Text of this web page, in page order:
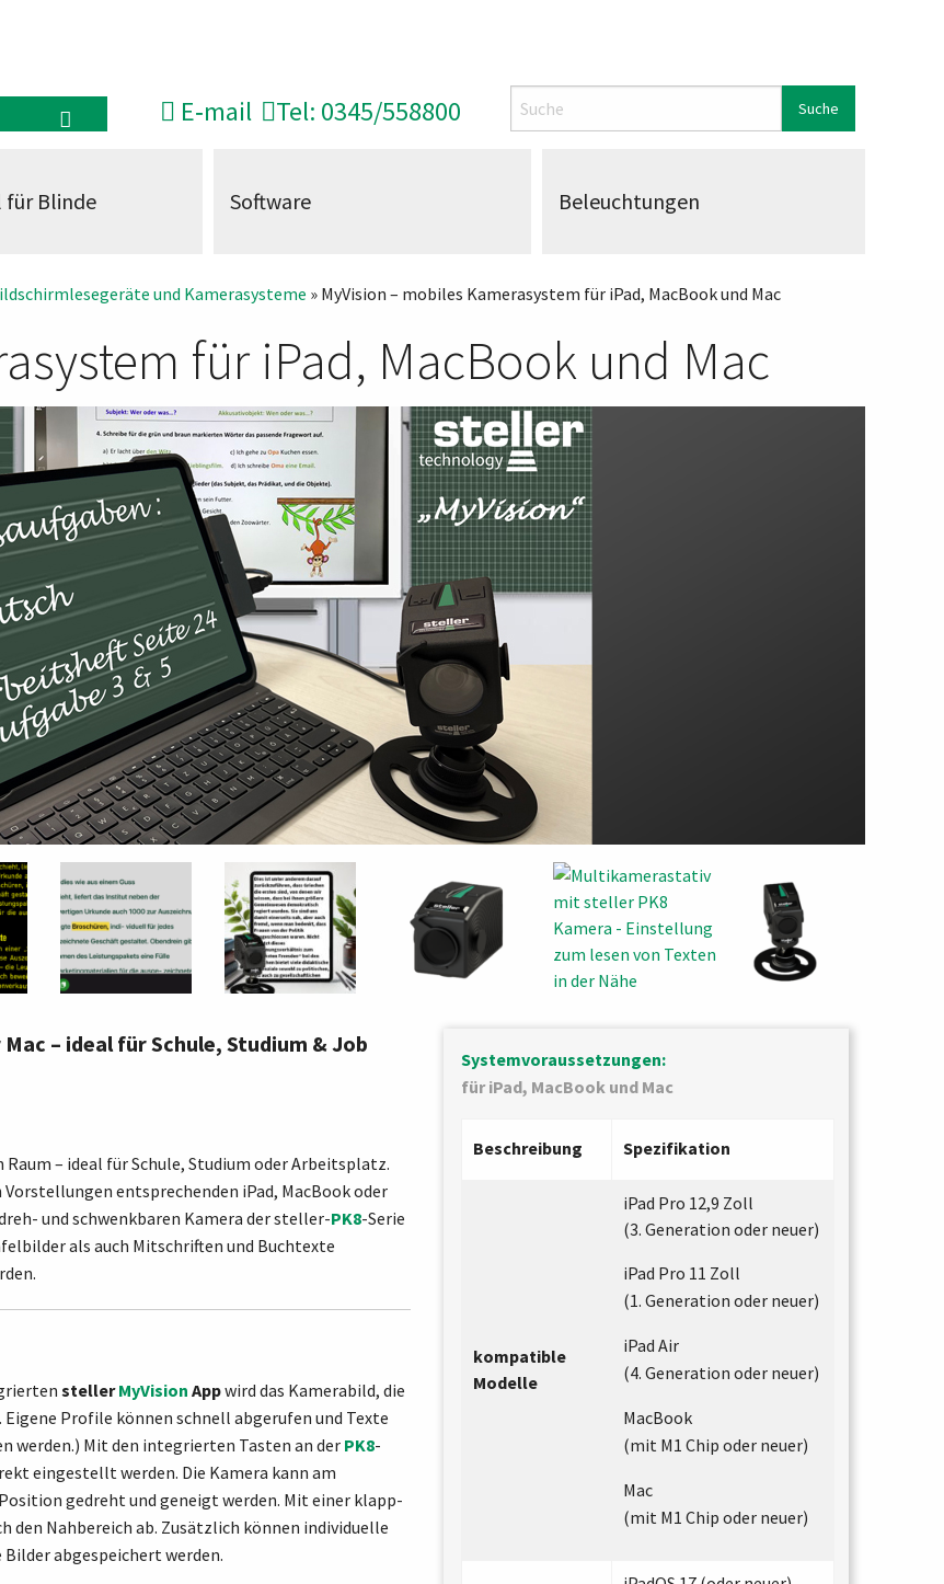
E‑mail Tel: 0345/558800
Blinde Software Beleuchtungen
und Kamerasysteme » MyVision – mobiles Kamerasystem für iPad, MacBook und Mac
für iPad, MacBook und Mac
– ideal für Schule, Studium & Job
– ideal für Schule, Studium oder Arbeitsplatz.
entsprechenden iPad, MacBook oder
und schwenkbaren Kamera der steller-PK8-Serie
als auch Mitschriften und Buchtexte
stellerMyVision Appwird das Kamerabild, die
Profile können schnell abgerufen und Texte
werden.) Mit den integrierten Tasten an der PK8-
eingestellt werden. Die Kamera kann am
gedreht und geneigt werden. Mit einer klapp-
den Nahbereich ab. Zusätzlich können individuelle
abgespeichert werden.
Systemvoraussetzungen:
für iPad, MacBook und Mac
Beschreibung Spezifikation
kompatible
Modelle
iPad Pro 12,9 Zoll
(3. Generation oder neuer)
iPad Pro 11 Zoll
(1. Generation oder neuer)
iPad Air
(4. Generation oder neuer)
MacBook
(mit M1 Chip oder neuer)
Mac
(mit M1 Chip oder neuer)